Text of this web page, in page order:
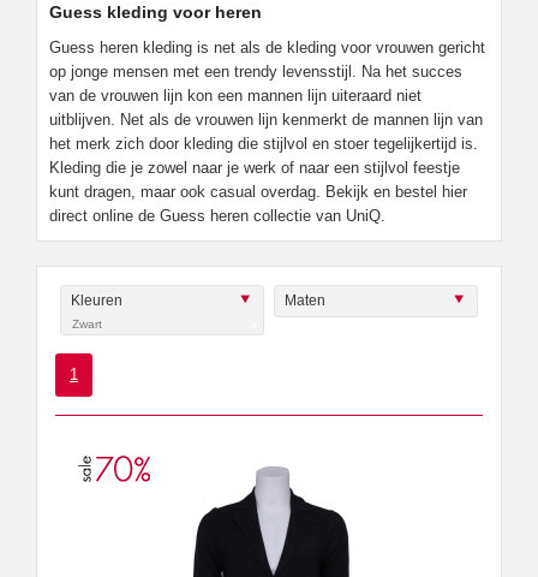
Guess kleding voor heren
Guess heren kleding is net als de kleding voor vrouwen gericht
op jonge mensen met een trendy levensstijl. Na het succes
van de vrouwen lijn kon een mannen lijn uiteraard niet
uitblijven. Net als de vrouwen lijn kenmerkt de mannen lijn van
het merk zich door kleding die stijlvol en stoer tegelijkertijd is.
Kleding die je zowel naar je werk of naar een stijlvol feestje
kunt dragen, maar ook casual overdag. Bekijk en bestel hier
direct online de Guess heren collectie van UniQ.
Kleuren
Zwart
Maten
1